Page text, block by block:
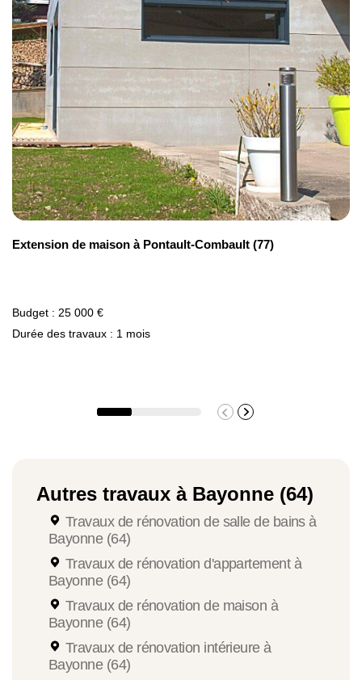
l'extension de votre maison à Bayonne.
Contactez-nous dès maintenant pour
bénéficier des nombreux avantages de nos
services de qualité.
Extension de maison à Pontault-Combault (77)
Budget : 25 000 €
Durée des travaux : 1 mois
Autres travaux à Bayonne (64)
Travaux de rénovation de salle de bains à
Bayonne (64)
Travaux de rénovation d'appartement à
Bayonne (64)
Travaux de rénovation de maison à
Bayonne (64)
Travaux de rénovation intérieure à
Bayonne (64)